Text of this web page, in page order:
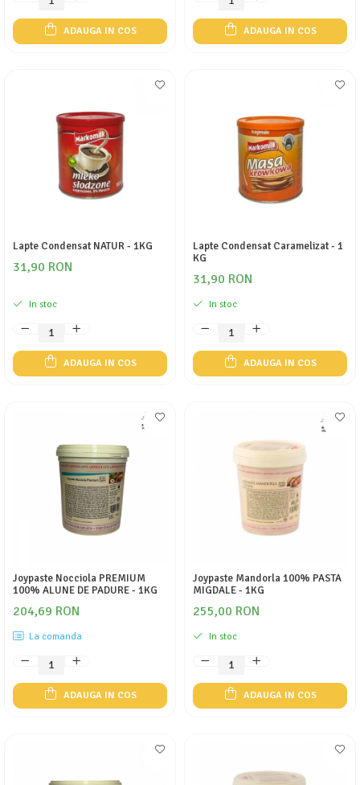
ADAUGA IN COS ADAUGA IN COS
Lapte Condensat NATUR - 1KG
31,90 RON
In stoc
ADAUGA IN COS
Lapte Condensat Caramelizat - 1
KG
31,90 RON
In stoc
ADAUGA IN COS
Joypaste Nocciola PREMIUM
100% ALUNE DE PADURE - 1KG
204,69 RON
La comanda
ADAUGA IN COS
Joypaste Mandorla 100% PASTA
MIGDALE - 1KG
255,00 RON
In stoc
ADAUGA IN COS